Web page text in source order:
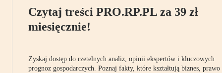
Czytaj treści PRO.RP.PL za 39 zł
miesięcznie!
Zyskaj dostęp do rzetelnych analiz, opinii ekspertów i kluczowych
prognoz gospodarczych. Poznaj fakty, które kształtują biznes, prawo